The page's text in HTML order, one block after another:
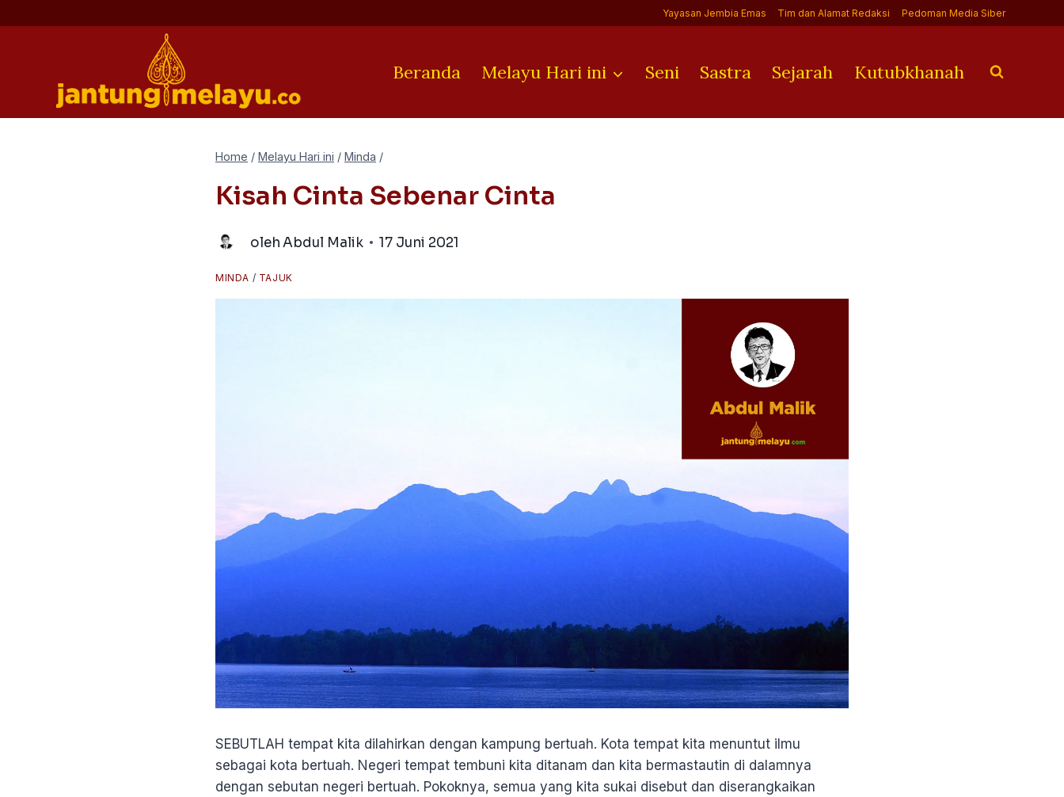
to
Yayasan Jembia Emas Tim dan Alamat Redaksi Pedoman Media Siber
Beranda Melayu Hari ini Seni Sastra Sejarah Kutubkhanah
Home / Melayu Hari ini / Minda /
Kisah Cinta Sebenar Cinta
olehAbdul Malik 17 Juni 2021
MINDA / TAJUK
SEBUTLAH tempat kita dilahirkan dengan kampung bertuah. Kota tempat kita menuntut ilmu
sebagai kota bertuah. Negeri tempat tembuni kita ditanam dan kita bermastautin di dalamnya
dengan sebutan negeri bertuah. Pokoknya, semua yang kita sukai disebut dan diserangkaikan